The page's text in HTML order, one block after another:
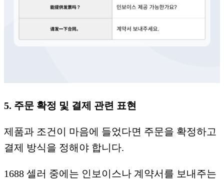
5. 주문 확정 및 결제 관련 표현
제품과 조건이 마음에 들었다면 주문을 확정하고
결제 방식을 정해야 합니다.
1688 셀러 중에는 인보이스나 계약서를 보내주는